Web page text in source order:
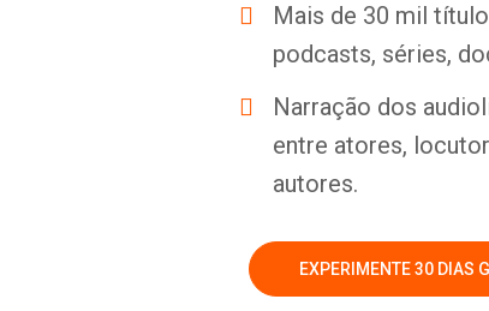
Mais de 30 mil
podcasts, séries,
Narração dos
entre atores,
autores.
EXPERIMENTE 30 DIAS